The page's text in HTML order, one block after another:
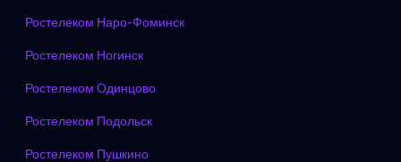
Ростелеком Наро-Фоминск
Ростелеком Ногинск
Ростелеком Одинцово
Ростелеком Подольск
Ростелеком Пушкино